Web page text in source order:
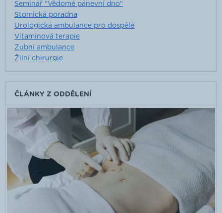
Seminář "Vědomé pánevní dno"
Stomická poradna
Urologická ambulance pro dospělé
Vitaminová terapie
Zubní ambulance
Žilní chirurgie
ČLÁNKY Z ODDĚLENÍ